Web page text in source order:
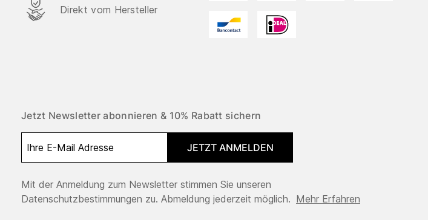
Direkt vom Hersteller
Jetzt Newsletter abonnieren & 10% Rabatt sichern
JETZT ANMELDEN
Mit der Anmeldung zum Newsletter stimmen Sie unseren
Datenschutzbestimmungen zu. Abmeldung jederzeit möglich. Mehr Erfahren